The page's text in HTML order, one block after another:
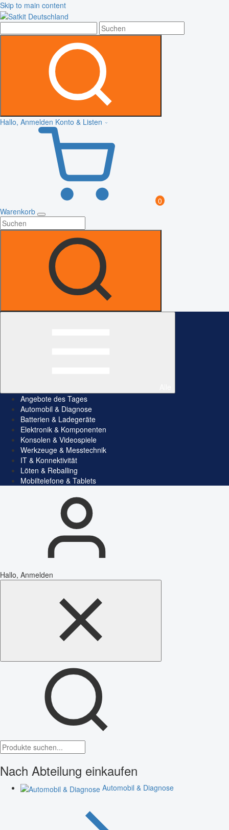
Skip to main content
Hallo, Anmelden Konto & Listen
0
Warenkorb
Angebote des Tages
Automobil & Diagnose
Batterien & Ladegeräte
Elektronik & Komponenten
Konsolen & Videospiele
Werkzeuge & Messtechnik
IT & Konnektivität
Löten & Reballing
Mobiltelefone & Tablets
Hallo, Anmelden
Nach Abteilung einkaufen
Automobil & Diagnose